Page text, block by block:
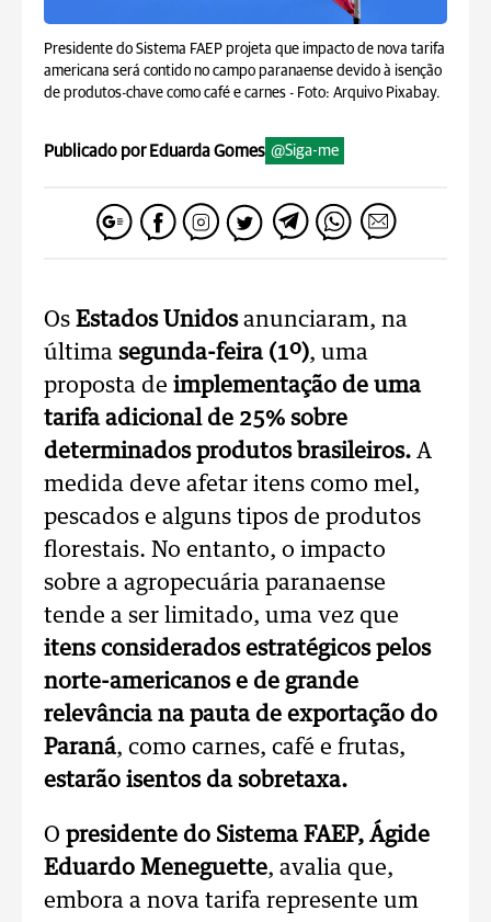
Presidente do Sistema FAEP projeta que impacto de nova tarifa
americana será contido no campo paranaense devido à isenção
de produtos-chave como café e carnes - Foto: Arquivo Pixabay.
Publicado por Eduarda Gomes @Siga-me
Os Estados Unidosanunciaram, na
última segunda-feira (1º), uma
proposta de implementação de uma
tarifa adicional de 25% sobre
determinados produtos brasileiros. A
medida deve afetar itens como mel,
pescados e alguns tipos de produtos
florestais. No entanto, o impacto
sobre a agropecuária paranaense
tende a ser limitado, uma vez que
itens considerados estratégicos pelos
norte-americanos e de grande
relevância na pauta de exportação do
Paraná, como carnes, café e frutas,
estarão isentos da sobretaxa.
O presidente do Sistema FAEP, Ágide
Eduardo Meneguette, avalia que,
embora a nova tarifa represente um